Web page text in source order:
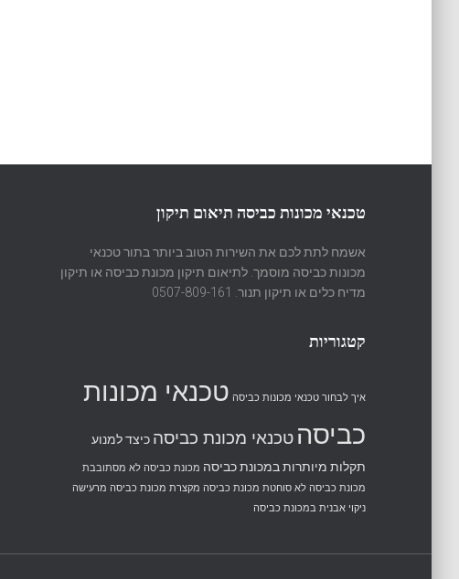
טכנאי מכונות כביסה תיאום תיקון
אשמח לתת לכם את השירות הטוב ביותר בתור טכנאי
מכונות כביסה מוסמך. לתיאום תיקון מכונת כביסה או תיקון
מדיח כלים או תיקון תנור. 0507-809-161
קטגוריות
איך לבחור טכנאי מכונות כביסה טכנאי מכונות
כביסה טכנאי מכונת כביסה כיצד למנוע
תקלות מיותרות במכונת כביסה מכונת כביסה לא מסתובבת
מכונת כביסה לא סוחטת מכונת כביסה מקצרת מכונת כביסה מרעישה
ניקוי אבנית במכונת כביסה